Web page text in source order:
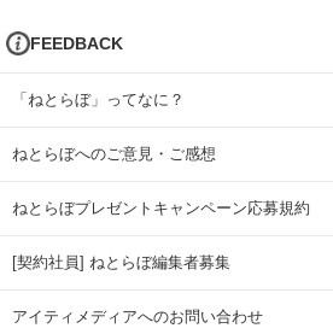
FEEDBACK
「ねとらぼ」ってなに？
ねとらぼへのご意見・ご感想
ねとらぼプレゼントキャンペーン応募規約
[契約社員] ねとらぼ編集者募集
アイティメディアへのお問い合わせ